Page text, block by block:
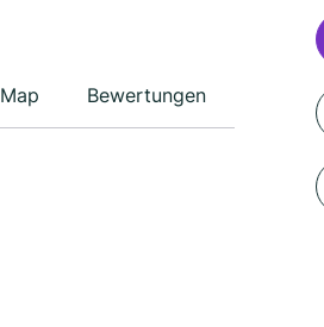
Map Bewertungen